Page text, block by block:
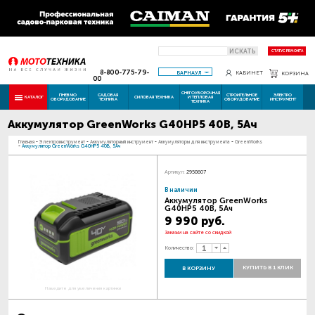
ИСКАТЬ СТАТУС РЕМОНТА
8-800-775-79-
00
БАРНАУЛ КАБИНЕТ КОРЗИНА
КАТАЛОГ ПНЕВМО
ОБОРУДОВАНИЕ
САДОВАЯ
ТЕХНИКА СИЛОВАЯ ТЕХНИКА
СНЕГОУБОРОЧНАЯ
И ТЕПЛОВАЯ
ТЕХНИКА
СТРОИТЕЛЬНОЕ
ОБОРУДОВАНИЕ
ЭЛЕКТРО
ИНСТРУМЕНТ
Аккумулятор GreenWorks G40HP5 40В, 5Ач
Главная - Электроинструмент - Аккумуляторный инструмент - Аккумуляторы для инструмента - GreenWorks
- Аккумулятор GreenWorks G40HP5 40В, 5Ач
Наведите для увеличения картинки
Артикул: 2958607
В наличии
Аккумулятор GreenWorks
G40HP5 40В, 5Ач
9 990 руб.
Закажи на сайте со скидкой
Количество:
В КОРЗИНУ КУПИТЬ В 1 КЛИК